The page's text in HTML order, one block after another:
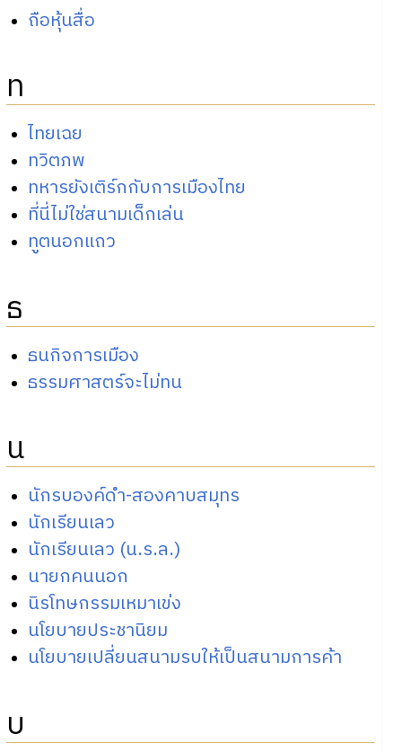
ถือหุ้นสื่อ
ท
ไทยเฉย
ทวิตภพ
ทหารยังเติร์กกับการเมืองไทย
ที่นี่ไม่ใช่สนามเด็กเล่น
ทูตนอกแถว
ธ
ธนกิจการเมือง
ธรรมศาสตร์จะไม่ทน
น
นักรบองค์ดำ-สองคาบสมุทร
นักเรียนเลว
นักเรียนเลว (น.ร.ล.)
นายกคนนอก
นิรโทษกรรมเหมาเข่ง
นโยบายประชานิยม
นโยบายเปลี่ยนสนามรบให้เป็นสนามการค้า
บ